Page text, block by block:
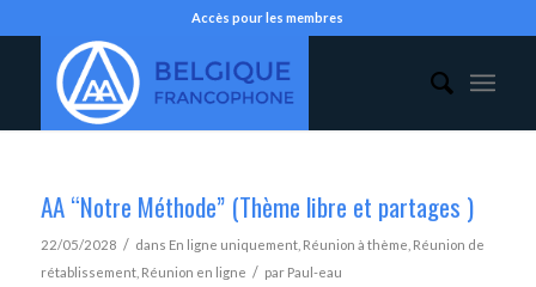
Accès pour les membres
AA “Notre Méthode” (Thème libre et partages )
22/05/2028 / dans En ligne uniquement, Réunion à thème Réunion de
rétablissement, Réunion en ligne / par Paul-eau